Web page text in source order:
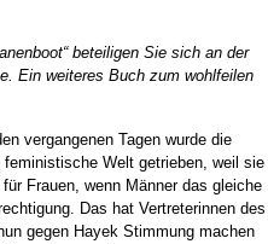
beteiligen Sie sich an der
Ein weiteres Buch zum wohlfeilen
vergangenen Tagen wurde die
Welt getrieben, weil sie
Frauen, wenn Männer das gleiche
Das hat Vertreterinnen des
gegen Hayek Stimmung machen